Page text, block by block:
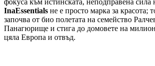
фокуса към истинската, неподправена сила
InaEssentials не е просто марка за красота;
започва от био полетата на семейство
Панагюрище и стига до домовете на
цяла Европа и отвъд.